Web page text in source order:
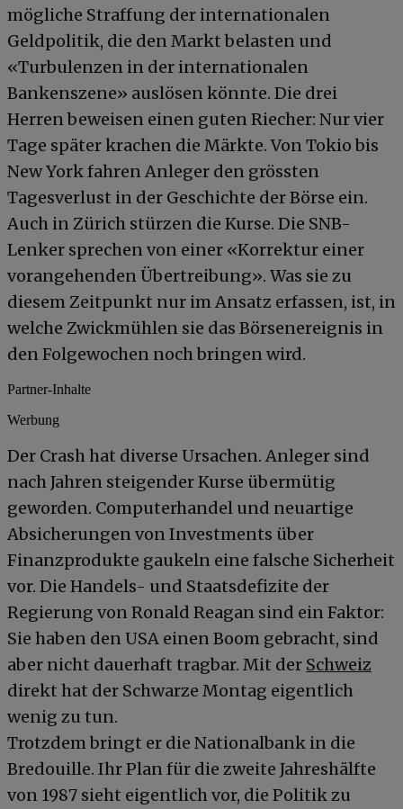
mögliche Straffung der internationalen
Geldpolitik, die den Markt belasten und
«Turbulenzen in der internationalen
Bankenszene» auslösen könnte. Die drei
Herren beweisen einen guten Riecher: Nur vier
Tage später krachen die Märkte. Von Tokio bis
New York fahren Anleger den grössten
Tagesverlust in der Geschichte der Börse ein.
Auch in Zürich stürzen die Kurse. Die SNB-
Lenker sprechen von einer «Korrektur einer
vorangehenden Übertreibung». Was sie zu
diesem Zeitpunkt nur im Ansatz erfassen, ist, in
welche Zwickmühlen sie das Börsenereignis in
den Folgewochen noch bringen wird.
Partner-Inhalte
Werbung
Der Crash hat diverse Ursachen. Anleger sind
nach Jahren steigender Kurse übermütig
geworden. Computerhandel und neuartige
Absicherungen von Investments über
Finanzprodukte gaukeln eine falsche Sicherheit
vor. Die Handels- und Staatsdefizite der
Regierung von Ronald Reagan sind ein Faktor:
Sie haben den USA einen Boom gebracht, sind
aber nicht dauerhaft tragbar. Mit der Schweiz
direkt hat der Schwarze Montag eigentlich
wenig zu tun.
Trotzdem bringt er die Nationalbank in die
Bredouille. Ihr Plan für die zweite Jahreshälfte
von 1987 sieht eigentlich vor, die Politik zu